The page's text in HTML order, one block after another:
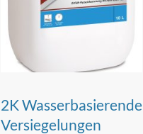
2K Wasserbasierende
Versiegelungen